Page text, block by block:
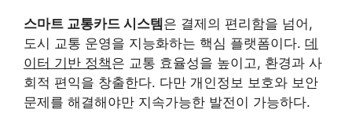
스마트 교통카드 시스템 은 결제의 편리함을 넘어,
도시 교통 운영을 지능화하는 핵심 플랫폼이다. 데
이터 기반 정책은 교통 효율성을 높이고, 환경과 사
회적 편익을 창출한다. 다만 개인정보 보호와 보안
문제를 해결해야만 지속가능한 발전이 가능하다.